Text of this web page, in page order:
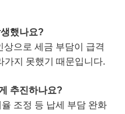
했나요?
으로 세금 부담이 급격
가지 못했기 때문입니다.
추진하나요?
조정 등 납세 부담 완화